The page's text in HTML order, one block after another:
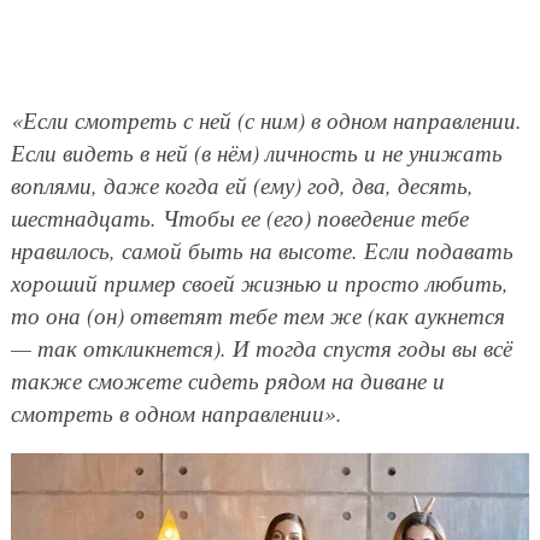
«Если смотреть с ней (с ним) в одном направлении.
Если видеть в ней (в нём) личность и не унижать
воплями, даже когда ей (ему) год, два, десять,
шестнадцать. Чтобы ее (его) поведение тебе
нравилось, самой быть на высоте. Если подавать
хороший пример своей жизнью и просто любить,
то она (он) ответят тебе тем же (как аукнется
— так откликнется). И тогда спустя годы вы всё
также сможете сидеть рядом на диване и
смотреть в одном направлении».